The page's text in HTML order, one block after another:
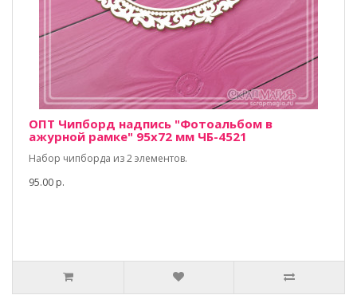
ОПТ Чипборд надпись "Фотоальбом в
ажурной рамке" 95х72 мм ЧБ-4521
Набор чипборда из 2 элементов.
95.00 р.